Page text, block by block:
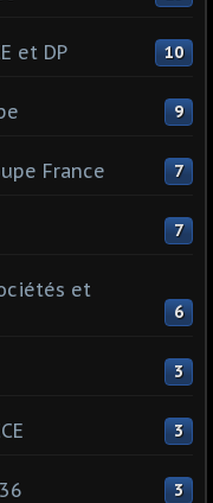
et DP 10
9
France 7
7
et
6
3
3
3